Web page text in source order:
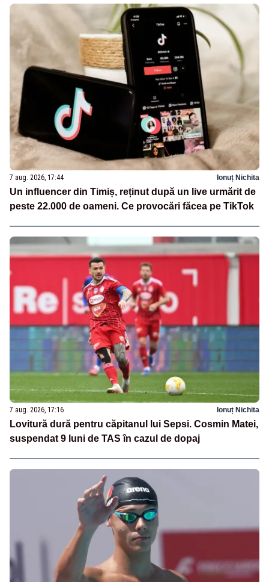
7 aug. 2026, 17:44 Ionuț Nichita
Un influencer din Timiș, reținut după un live urmărit de
peste 22.000 de oameni. Ce provocări făcea pe TikTok
7 aug. 2026, 17:16 Ionuț Nichita
Lovitură dură pentru căpitanul lui Sepsi. Cosmin Matei,
suspendat 9 luni de TAS în cazul de dopaj